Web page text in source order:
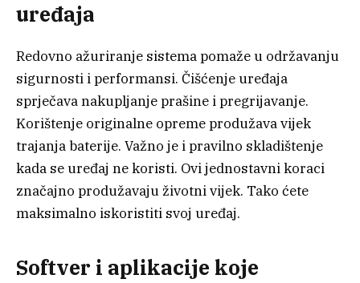
uređaja
Redovno ažuriranje sistema pomaže u održavanju
sigurnosti i performansi. Čišćenje uređaja
sprječava nakupljanje prašine i pregrijavanje.
Korištenje originalne opreme produžava vijek
trajanja baterije. Važno je i pravilno skladištenje
kada se uređaj ne koristi. Ovi jednostavni koraci
značajno produžavaju životni vijek. Tako ćete
maksimalno iskoristiti svoj uređaj.
Softver i aplikacije koje